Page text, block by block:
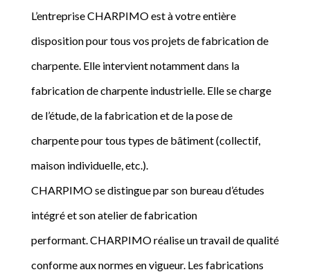
L’entreprise CHARPIMO est à votre entière
disposition pour tous vos projets de fabrication de
charpente. Elle intervient notamment dans la
fabrication de charpente industrielle. Elle se charge
de l’étude, de la fabrication et de la pose de
charpente pour tous types de bâtiment (collectif,
maison individuelle, etc.).
CHARPIMO se distingue par son bureau d’études
intégré et son atelier de fabrication
performant. CHARPIMO réalise un travail de qualité
conforme aux normes en vigueur. Les fabrications